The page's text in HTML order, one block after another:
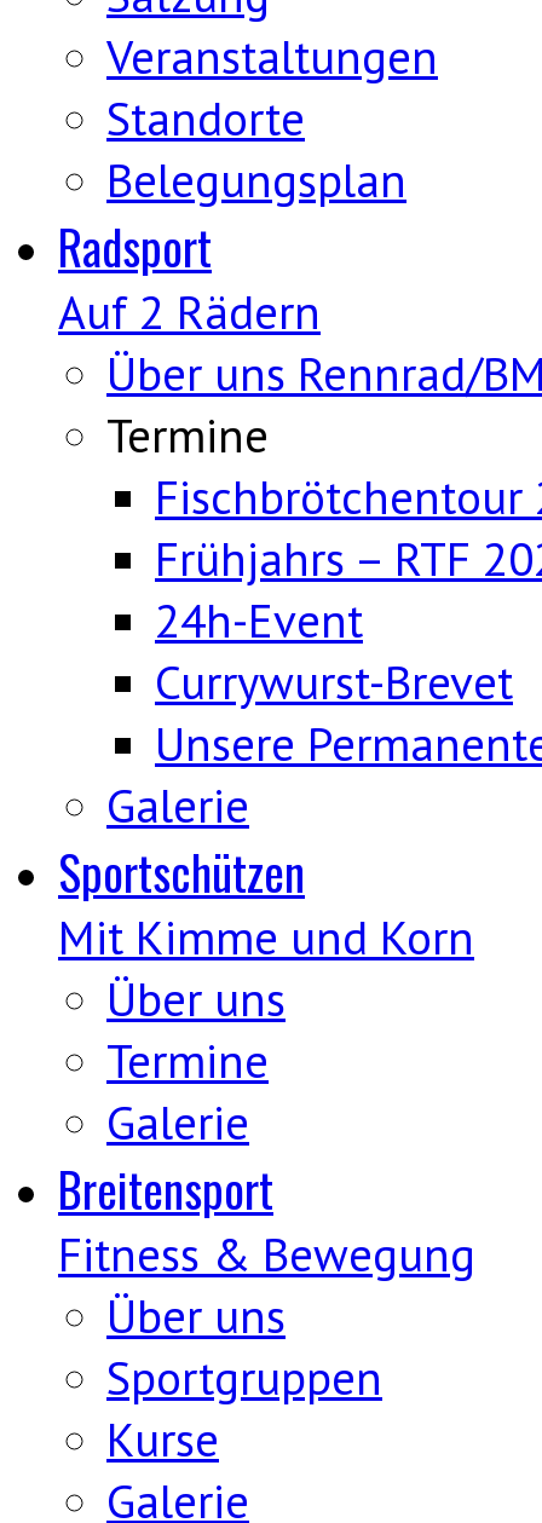
Veranstaltungen
Standorte
Belegungsplan
Radsport
Auf 2 Rädern
Über uns Rennrad/
Termine
Fischbrötchentour
Frühjahrs – RTF
24h-Event
Currywurst-Brevet
Unsere
Galerie
Sportschützen
Mit Kimme und Korn
Über uns
Termine
Galerie
Breitensport
Fitness & Bewegung
Über uns
Sportgruppen
Kurse
Galerie